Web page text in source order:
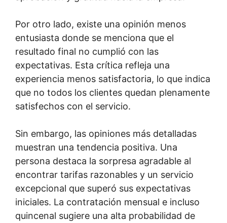
Por otro lado, existe una opinión menos
entusiasta donde se menciona que el
resultado final no cumplió con las
expectativas. Esta crítica refleja una
experiencia menos satisfactoria, lo que indica
que no todos los clientes quedan plenamente
satisfechos con el servicio.
Sin embargo, las opiniones más detalladas
muestran una tendencia positiva. Una
persona destaca la sorpresa agradable al
encontrar tarifas razonables y un servicio
excepcional que superó sus expectativas
iniciales. La contratación mensual e incluso
quincenal sugiere una alta probabilidad de